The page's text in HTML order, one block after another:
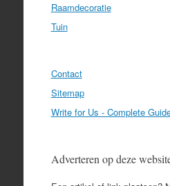
Raamdecoratie
Tuin
Contact
Sitemap
Write for Us - Complete
Adverteren op deze